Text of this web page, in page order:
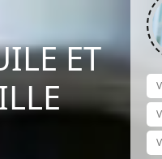
ET